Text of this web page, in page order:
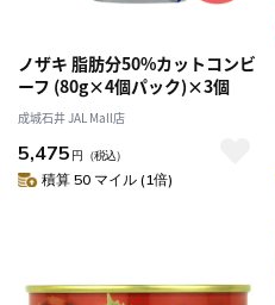
ノザキ 脂肪分50%カットコンビ
ーフ (80g×4個パック)×3個
成城石井 JAL Mall店
5,475 円 （税込）
積算 50 マイル (1倍)